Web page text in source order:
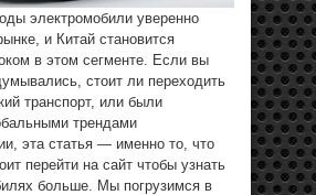
электромобили уверенно
и Китай становится
в этом сегменте. Если вы
стоит ли переходить
транспорт, или были
трендами
эта статья — именно то, что
перейти на сайт чтобы узнать
больше. Мы погрузимся в